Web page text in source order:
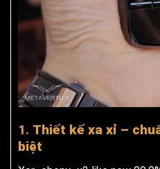
1. Thiết kế xa xỉ –
biệt